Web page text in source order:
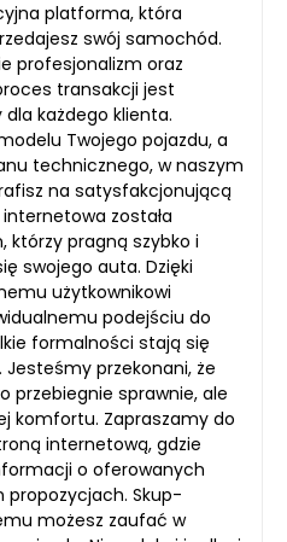
platforma, która
swój samochód.
profesjonalizm oraz
transakcji jest
każdego klienta.
Twojego pojazdu, a
technicznego, w naszym
na satysfakcjonującą
została
którzy pragną szybko i
swojego auta. Dzięki
użytkownikowi
podejściu do
formalności stają się
przekonani, że
przebiegnie sprawnie, ale
komfortu. Zapraszamy do
internetową, gdzie
o oferowanych
propozycjach. Skup-
możesz zaufać w